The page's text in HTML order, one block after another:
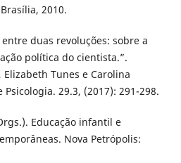
2010.
entre duas revoluções: sobre a
política do cientista.”.
Tunes e Carolina
29.3, (2017): 291-298.
Educação infantil e
Nova Petrópolis: